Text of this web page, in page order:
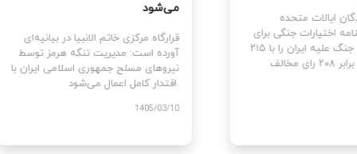
ایالات متحده
قطعنامه اختیارات جنگی برای
رای موافق در برابر ۲۰۸ رای مخالف
می‌شود
قرارگاه مرکزی خاتم الانبیا در
آورده است: مدیریت تنگه هرمز
نیروهای مسلح جمهوری اسلامی
اقتدار کامل اعمال می‌شود.
1405/03/10